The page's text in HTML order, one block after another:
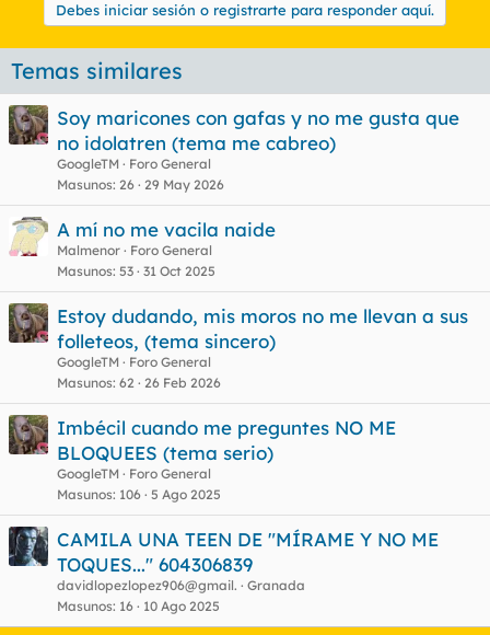
Debes iniciar sesión o registrarte para responder aquí.
Temas similares
Soy maricones con gafas y no me gusta que
no idolatren (tema me cabreo)
GoogleTM
Foro General
Masunos 26 29 May 2026
A mí no me vacila naide
Malmenor
Foro General
Masunos 53 31 Oct 2025
Estoy dudando, mis moros no me llevan a sus
folleteos, (tema sincero)
GoogleTM
Foro General
Masunos 62 26 Feb 2026
Imbécil cuando me preguntes NO ME
BLOQUEES (tema serio)
GoogleTM
Foro General
Masunos 106 5 Ago 2025
CAMILA UNA TEEN DE "MÍRAME Y NO ME
TOQUES..." 604306839
davidlopezlopez906@gmail.
Granada
Masunos 16 10 Ago 2025